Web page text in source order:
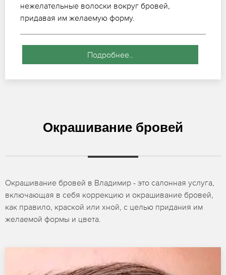
нежелательные волоски вокруг бровей,
придавая им желаемую форму.
Подробнее..
Окрашивание бровей
Окрашивание бровей в Владимир - это салонная услуга,
включающая в себя коррекцию и окрашивание бровей,
как правило, краской или хной, с целью придания им
желаемой формы и цвета.